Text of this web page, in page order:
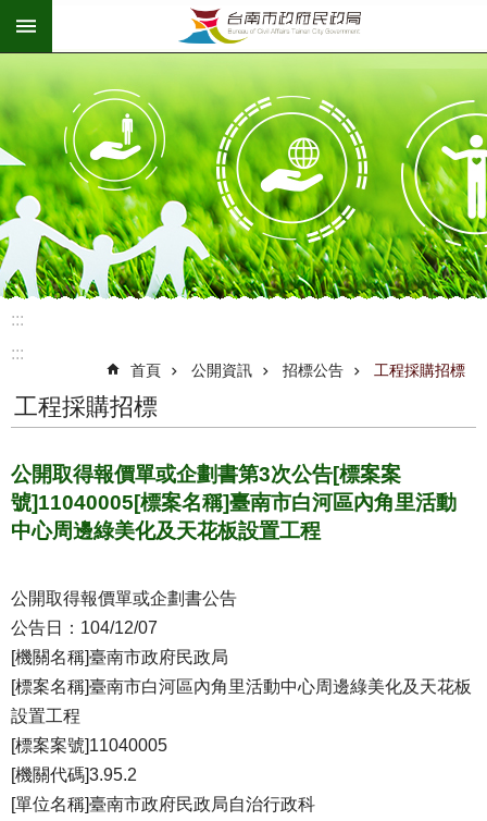
跳到主要內容區塊
:::
:::
首頁 公開資訊 招標公告 工程採購招標
工程採購招標
公開取得報價單或企劃書第3次公告[標案案
號]11040005[標案名稱]臺南市白河區內角里活動
中心周邊綠美化及天花板設置工程
公開取得報價單或企劃書公告
公告日：104/12/07
[機關名稱]臺南市政府民政局
[標案名稱]臺南市白河區內角里活動中心周邊綠美化及天花板
設置工程
[標案案號]11040005
[機關代碼]3.95.2
[單位名稱]臺南市政府民政局自治行政科